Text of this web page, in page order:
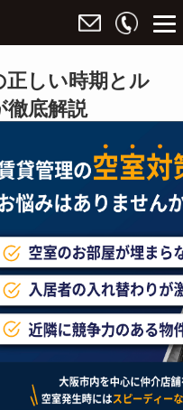
正しい時期とル
徹底解説